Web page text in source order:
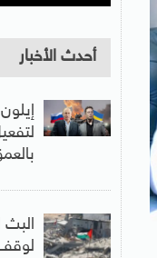
أحدث الأخبار
البث